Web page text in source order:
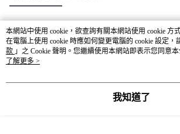
熱門標籤
本網站中使用 cookie，欲查詢有關本網站使用 cookie 方
在電腦上使用 cookie 時應如何變更電腦的 cookie 設定，
款 」之 Cookie 聲明。您繼續使用本網站即表示您同意
之 Cookie 聲明使用 cookie。
了解更多 >
我知道了